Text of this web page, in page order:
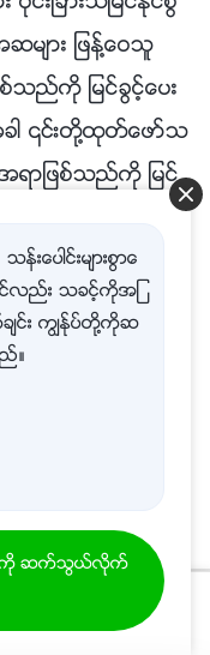
ေပါင္းမ်ားစြာေ
လည္း သခင့္ကိုအျ
း ကြၽန္ုပ္တို႔ကိုဆ
။
တို႔ကို ဆက္သြယ္လိုက္
အခန္း သုံး